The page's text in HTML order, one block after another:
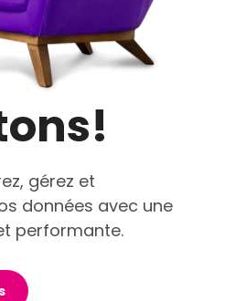
gérez et
données avec une
performante.